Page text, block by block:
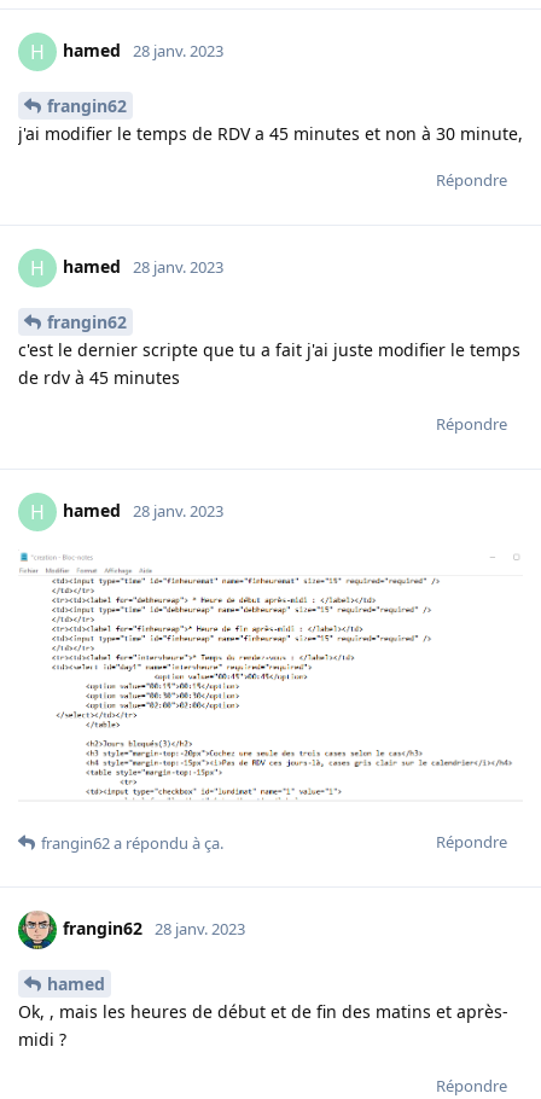
H hamed 28 janv. 2023
frangin62
j'ai modifier le temps de RDV a 45 minutes et non à 30 minute,
Répondre
H hamed 28 janv. 2023
frangin62
c'est le dernier scripte que tu a fait j'ai juste modifier le temps
de rdv à 45 minutes
Répondre
H hamed 28 janv. 2023
Répondre
frangin62a répondu à ça.
frangin62 28 janv. 2023
hamed
Ok, , mais les heures de début et de fin des matins et après-
midi ?
Répondre